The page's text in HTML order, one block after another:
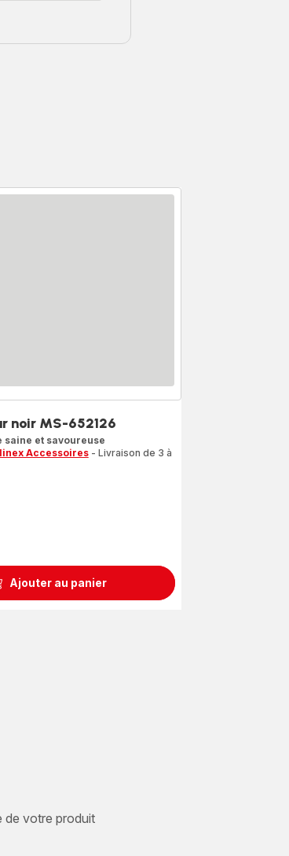
Ajouter au panier
noir MS-652126
saine et savoureuse
Accessoires- Livraison de 3 à
de votre produit